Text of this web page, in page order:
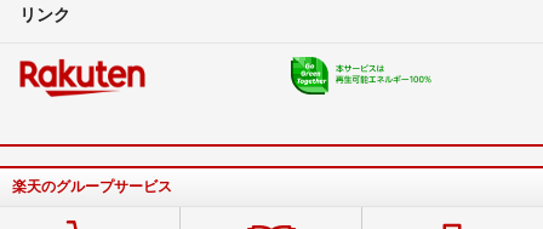
リンク
楽天のグループサービス